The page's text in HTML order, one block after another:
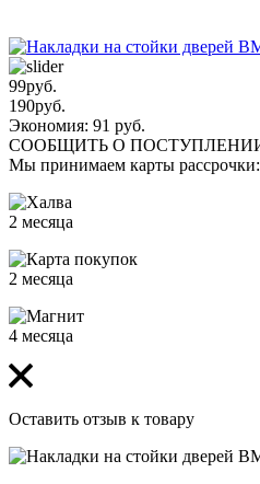
99руб.
190руб.
Экономия: 91 руб.
СООБЩИТЬ О
Мы принимаем карты рассрочки:
2 месяца
2 месяца
4 месяца
Оставить отзыв к товару